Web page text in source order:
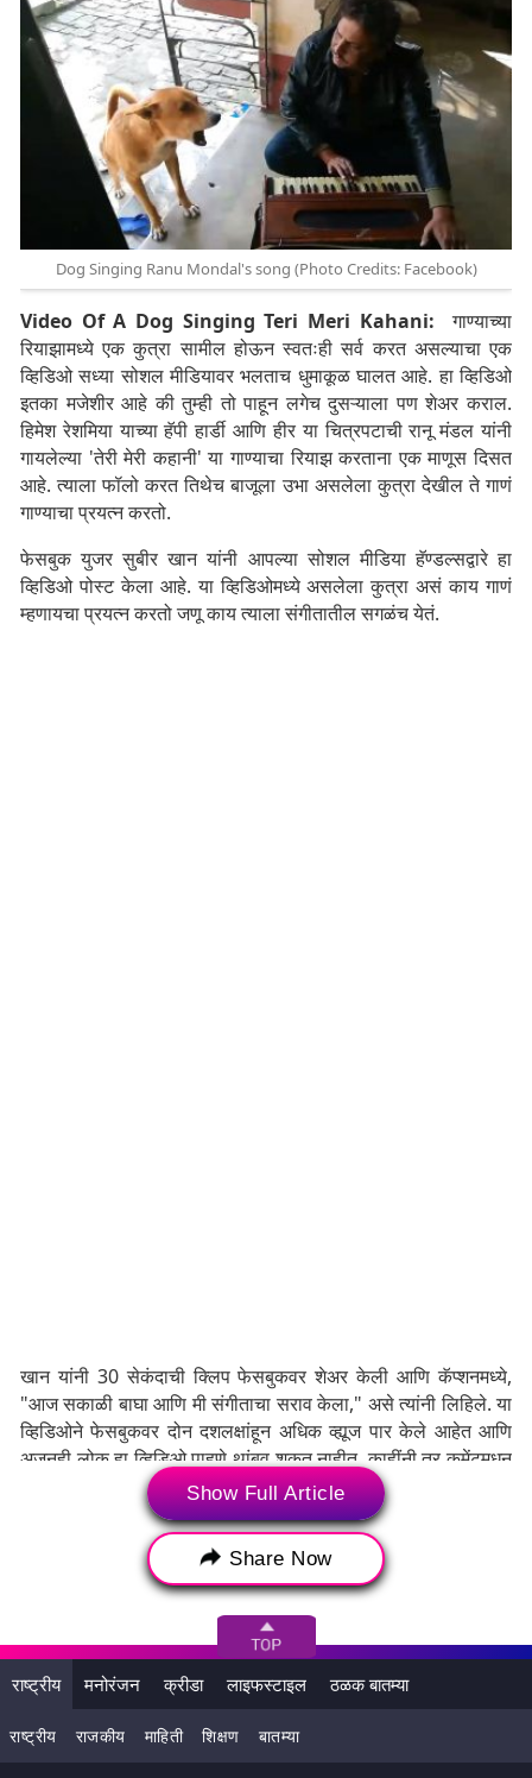
Dog Singing Ranu Mondal's song (Photo Credits: Facebook)
Video Of A Dog Singing Teri Meri Kahani: गाण्याच्या
रियाझामध्ये एक कुत्रा सामील होऊन स्वतःही सर्व करत असल्याचा एक
व्हिडिओ सध्या सोशल मीडियावर भलताच धुमाकूळ घालत आहे. हा व्हिडिओ
इतका मजेशीर आहे की तुम्ही तो पाहून लगेच दुसऱ्याला पण शेअर कराल.
हिमेश रेशमिया याच्या हॅपी हार्डी आणि हीर या चित्रपटाची रानू मंडल यांनी
गायलेल्या 'तेरी मेरी कहानी' या गाण्याचा रियाझ करताना एक माणूस दिसत
आहे. त्याला फॉलो करत तिथेच बाजूला उभा असलेला कुत्रा देखील ते गाणं
गाण्याचा प्रयत्न करतो.
फेसबुक युजर सुबीर खान यांनी आपल्या सोशल मीडिया हॅण्डल्सद्वारे हा
व्हिडिओ पोस्ट केला आहे. या व्हिडिओमध्ये असलेला कुत्रा असं काय गाणं
म्हणायचा प्रयत्न करतो जणू काय त्याला संगीतातील सगळंच येतं.
खान यांनी 30 सेकंदाची क्लिप फेसबुकवर शेअर केली आणि कॅप्शनमध्ये,
"आज सकाळी बाघा आणि मी संगीताचा सराव केला," असे त्यांनी लिहिले. या
व्हिडिओने फेसबुकवर दोन दशलक्षांहून अधिक व्ह्यूज पार केले आहेत आणि
अजूनही लोक हा व्हिडिओ पाहणे थांबवू शकत नाहीत, काहींनी तर कमेंटमधून
कुत्र्याला माणसापेक्षा अधिक हुशार देखील म्हटले आहे.
गगनयान मिशन: चंद्रावर जाणा-या भारतीय अंतराळवीरांसाठी प्रयोगशाळेत
बनवले जात आहे खास पद्धतीचे जेवण; व्हेज पुलाव, व्हेज रोल्ससह अनेक
Show Full Article
Share Now
राष्ट्रीय मनोरंजन क्रीडा लाइफस्टाइल ठळक बातम्या
राष्ट्रीय राजकीय माहिती शिक्षण बातम्या